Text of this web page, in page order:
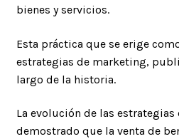
bienes y servicios.
Esta práctica que se erige
estrategias de marketing,
largo de la historia.
La evolución de las estrategias
demostrado que la venta de